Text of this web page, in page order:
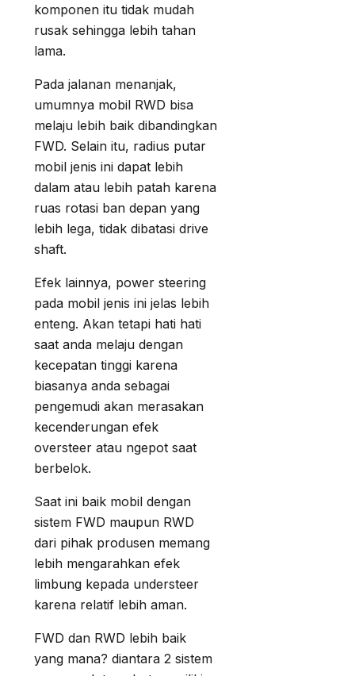
komponen itu tidak mudah
rusak sehingga lebih tahan
lama.
Pada jalanan menanjak,
umumnya mobil RWD bisa
melaju lebih baik dibandingkan
FWD. Selain itu, radius putar
mobil jenis ini dapat lebih
dalam atau lebih patah karena
ruas rotasi ban depan yang
lebih lega, tidak dibatasi drive
shaft.
Efek lainnya, power steering
pada mobil jenis ini jelas lebih
enteng. Akan tetapi hati hati
saat anda melaju dengan
kecepatan tinggi karena
biasanya anda sebagai
pengemudi akan merasakan
kecenderungan efek
oversteer atau ngepot saat
berbelok.
Saat ini baik mobil dengan
sistem FWD maupun RWD
dari pihak produsen memang
lebih mengarahkan efek
limbung kepada understeer
karena relatif lebih aman.
FWD dan RWD lebih baik
yang mana? diantara 2 sistem